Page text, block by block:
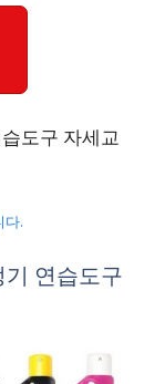
도구 자세교
다.
연습도구